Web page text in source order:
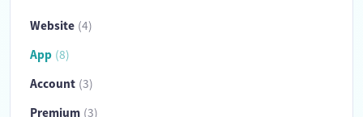
Website (4)
App (8)
Account (3)
Premium (3)